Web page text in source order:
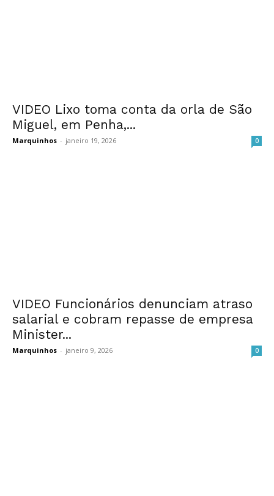
VIDEO Lixo toma conta da orla de São
Miguel, em Penha,...
Marquinhos - janeiro 19, 2026 0
VIDEO Funcionários denunciam atraso
salarial e cobram repasse de empresa
Minister...
Marquinhos - janeiro 9, 2026 0